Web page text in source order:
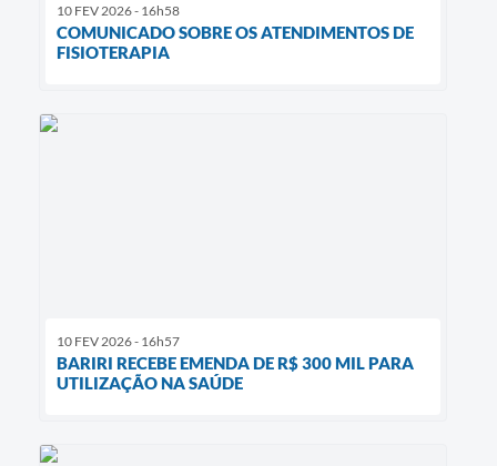
10 FEV 2026 - 16h58
COMUNICADO SOBRE OS ATENDIMENTOS DE
FISIOTERAPIA
10 FEV 2026 - 16h57
BARIRI RECEBE EMENDA DE R$ 300 MIL PARA
UTILIZAÇÃO NA SAÚDE